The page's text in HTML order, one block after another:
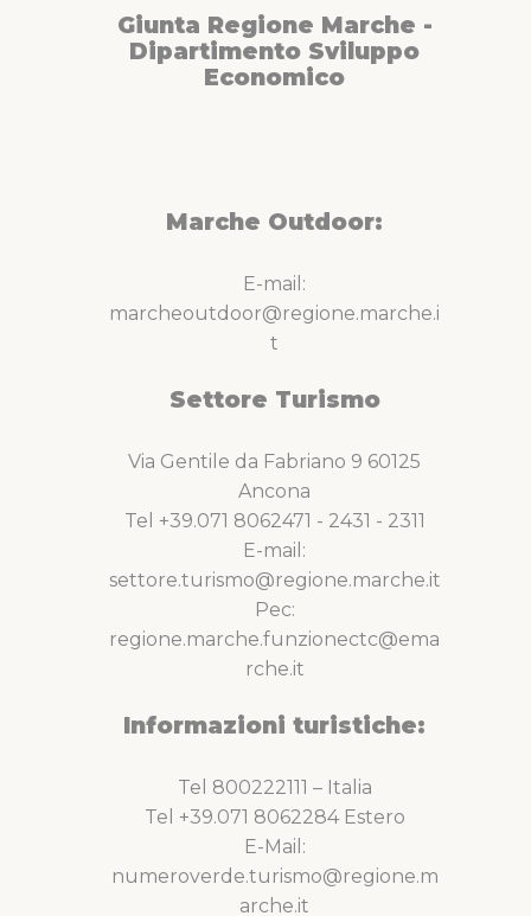
Giunta Regione Marche -
Dipartimento Sviluppo
Economico
Marche Outdoor:
E-mail:
marcheoutdoor@regione.marche.i
t
Settore Turismo
Via Gentile da Fabriano 9 60125
Ancona
Tel +39.071 8062471 - 2431 - 2311
E-mail:
settore.turismo@regione.marche.it
Pec:
regione.marche.funzionectc@ema
rche.it
Informazioni turistiche:
Tel 800222111 – Italia
Tel +39.071 8062284 Estero
E-Mail:
numeroverde.turismo@regione.m
arche.it